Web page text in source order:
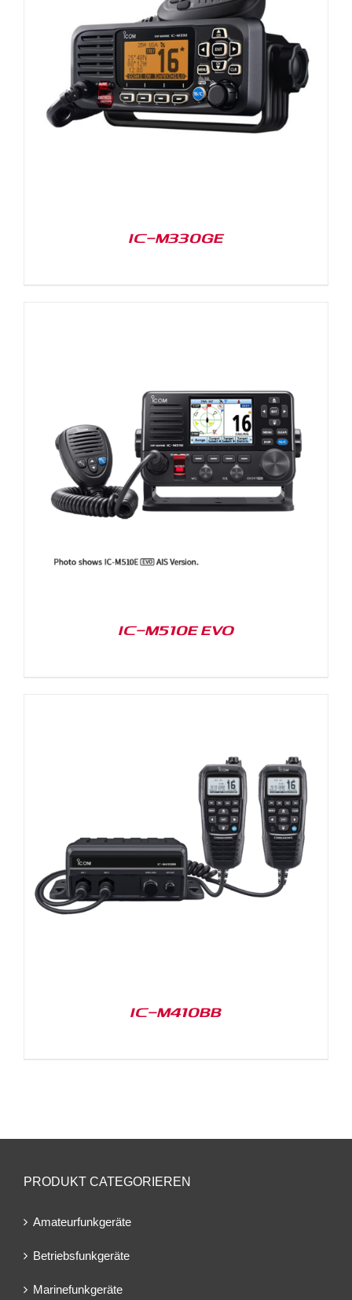
IC-M330GE
IC-M510E EVO
IC-M410BB
PRODUKT CATEGORIEREN
Amateurfunkgeräte
Betriebsfunkgeräte
Marinefunkgeräte